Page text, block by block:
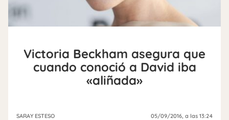
Victoria Beckham asegura que
cuando conoció a David iba
«aliñada»
SARAY ESTESO 05/09/2016 , a las 13:24